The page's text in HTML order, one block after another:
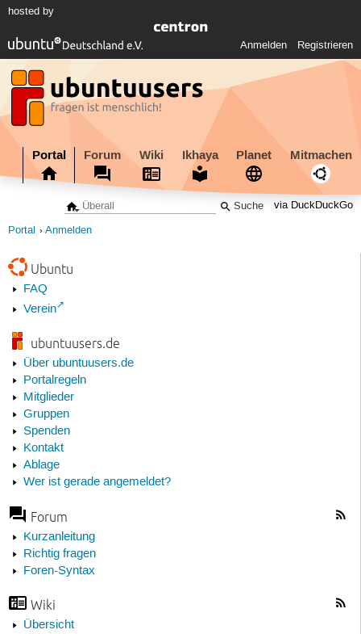
hosted by
Anmelden Registrieren
Portal Forum Wiki Ikhaya Planet Mitmachen
via DuckDuckGo
Portal Anmelden
Ubuntu
FAQ
Verein
ubuntuusers.de
Über ubuntuusers.de
Portalregeln
Mitglieder
Gruppen
Spenden
Kontakt
Ablage
Wer ist gerade angemeldet?
Forum
Kurzanleitung
Richtig fragen
Foren-Syntax
Wiki
Übersicht